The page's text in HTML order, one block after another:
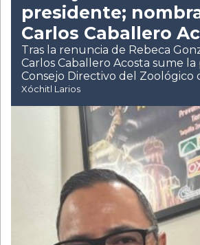
presidente;
Carlos Caballero
Tras la renuncia de Rebeca
Carlos Caballero Acosta sume la
Consejo Directivo del Zoológico
Xóchitl Larios